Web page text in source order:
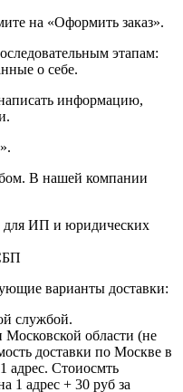
на «Оформить заказ».
этапам:
о себе.
информацию,
В нашей компании
для ИП и юридических
варианты доставки:
службой.
области (не
доставки по Москве в
адрес. Стоиосмть
1 адрес + 30 руб за